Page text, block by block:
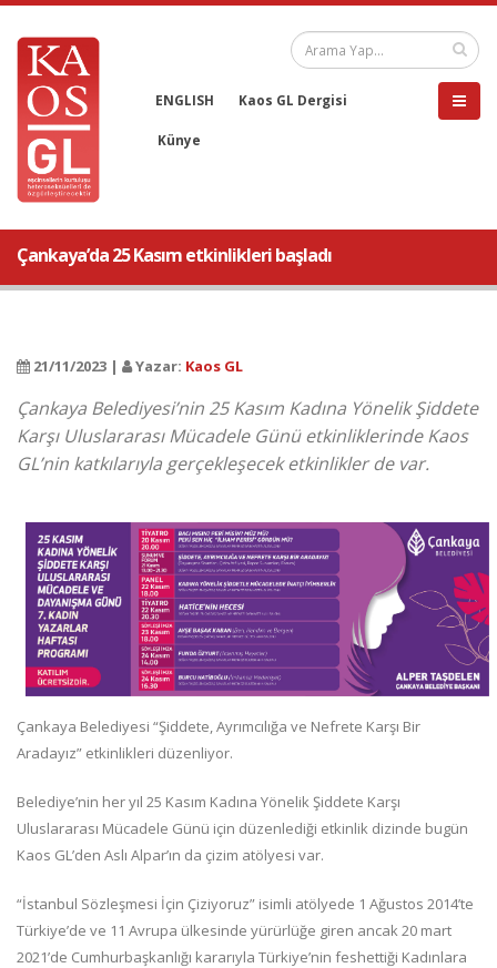
ENGLISH Kaos GL Dergisi
Künye
Çankaya’da 25 Kasım etkinlikleri başladı
21/11/2023 | Yazar: Kaos GL
Çankaya Belediyesi’nin 25 Kasım Kadına Yönelik Şiddete
Karşı Uluslararası Mücadele Günü etkinliklerinde Kaos
GL’nin katkılarıyla gerçekleşecek etkinlikler de var.
Çankaya Belediyesi “Şiddete, Ayrımcılığa ve Nefrete Karşı Bir
Aradayız” etkinlikleri düzenliyor.
Belediye’nin her yıl 25 Kasım Kadına Yönelik Şiddete Karşı
Uluslararası Mücadele Günü için düzenlediği etkinlik dizinde bugün
Kaos GL’den Aslı Alpar’ın da çizim atölyesi var.
“İstanbul Sözleşmesi İçin Çiziyoruz” isimli atölyede 1 Ağustos 2014’te
Türkiye’de ve 11 Avrupa ülkesinde yürürlüğe giren ancak 20 mart
2021’de Cumhurbaşkanlığı kararıyla Türkiye’nin feshettiği Kadınlara